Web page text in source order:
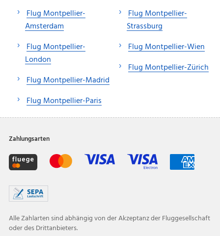
Flug Montpellier-
Amsterdam
Flug Montpellier-
London
Flug Montpellier-Madrid
Flug Montpellier-Paris
Flug Montpellier-
Strassburg
Flug Montpellier-Wien
Flug Montpellier-Zürich